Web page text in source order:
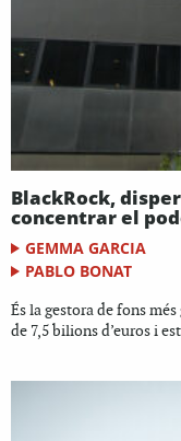
BlackRock,
concentrar el
GEMMA GARCIA
PABLO BONAT
És la gestora de fons
de 7,5 bilions d’euros i